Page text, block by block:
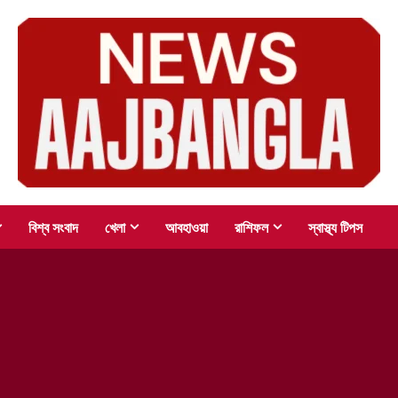
বিশ্ব সংবাদ খেলা আবহাওয়া রাশিফল স্বাস্থ্য টিপস